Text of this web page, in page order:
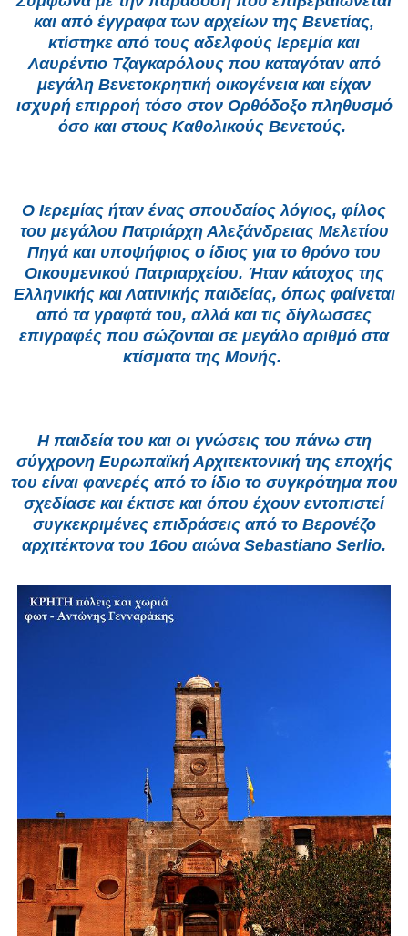
και από έγγραφα των αρχείων της Βενετίας,
κτίστηκε από τους αδελφούς Ιερεμία και
Λαυρέντιο Τζαγκαρόλους που καταγόταν από
μεγάλη Βενετοκρητική οικογένεια και είχαν
ισχυρή επιρροή τόσο στον Ορθόδοξο πληθυσμό
όσο και στους Καθολικούς Βενετούς.
Ο Ιερεμίας ήταν ένας σπουδαίος λόγιος, φίλος
του μεγάλου Πατριάρχη Αλεξάνδρειας Μελετίου
Πηγά και υποψήφιος ο ίδιος για το θρόνο του
Οικουμενικού Πατριαρχείου. Ήταν κάτοχος της
Ελληνικής και Λατινικής παιδείας, όπως φαίνεται
από τα γραφτά του, αλλά και τις δίγλωσσες
επιγραφές που σώζονται σε μεγάλο αριθμό στα
κτίσματα της Μονής.
Η παιδεία του και οι γνώσεις του πάνω στη
σύγχρονη Ευρωπαϊκή Αρχιτεκτονική της εποχής
του είναι φανερές από το ίδιο το συγκρότημα που
σχεδίασε και έκτισε και όπου έχουν εντοπιστεί
συγκεκριμένες επιδράσεις από το Βερονέζο
αρχιτέκτονα του 16ου αιώνα Sebastiano Serlio.